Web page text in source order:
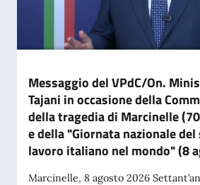
Messaggio del VPdC/On.
Tajani in occasione della
della tragedia di Marcinelle
e della "Giornata nazionale
lavoro italiano nel mondo" (8
Marcinelle, 8 agosto 2026